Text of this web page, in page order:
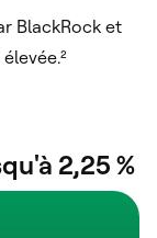
BlackRock et
2,25 %